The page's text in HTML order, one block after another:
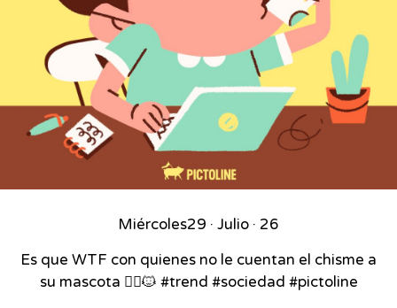
Miércoles29 · Julio · 26
Es que WTF con quienes no le cuentan el chisme a
su mascota 🙂‍↕️🐱 #trend #sociedad #pictoline